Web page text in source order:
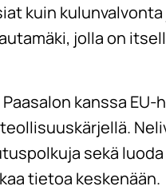
kuin
jolla on
kanssa EU-
sekä
tietoa keskenään.